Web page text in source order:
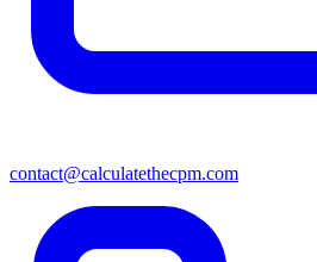
contact@calculatethecpm.com